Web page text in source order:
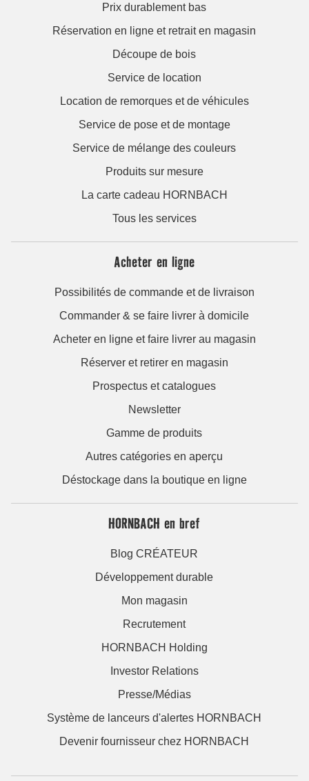
Prix durablement bas
Réservation en ligne et retrait en magasin
Découpe de bois
Service de location
Location de remorques et de véhicules
Service de pose et de montage
Service de mélange des couleurs
Produits sur mesure
La carte cadeau HORNBACH
Tous les services
Acheter en ligne
Possibilités de commande et de livraison
Commander & se faire livrer à domicile
Acheter en ligne et faire livrer au magasin
Réserver et retirer en magasin
Prospectus et catalogues
Newsletter
Gamme de produits
Autres catégories en aperçu
Déstockage dans la boutique en ligne
HORNBACH en bref
Blog CRÉATEUR
Développement durable
Mon magasin
Recrutement
HORNBACH Holding
Investor Relations
Presse/Médias
Système de lanceurs d'alertes HORNBACH
Devenir fournisseur chez HORNBACH